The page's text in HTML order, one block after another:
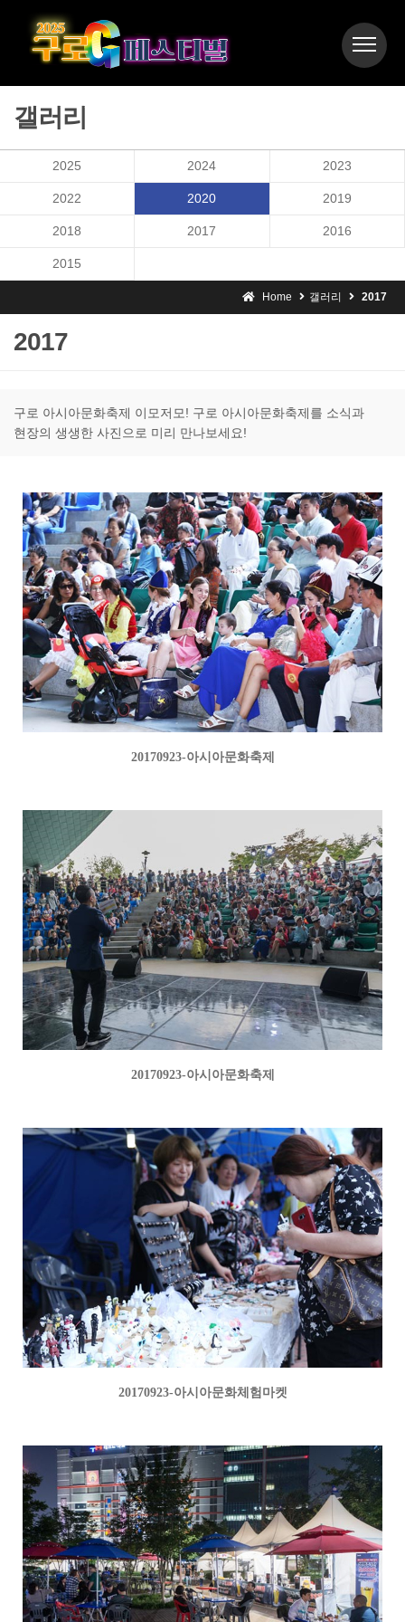
갤러리
2025 2024 2023
2022 2020 2019
2018 2017 2016
2015
Home 갤러리 2017
2017
구로 아시아문화축제 이모저모! 구로 아시아문화축제를 소식과
현장의 생생한 사진으로 미리 만나보세요!
20170923-아시아문화축제
20170923-아시아문화축제
20170923-아시아문화체험마켓